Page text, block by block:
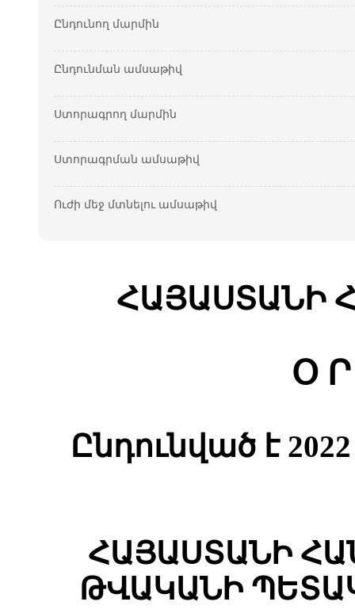
Ընդունող մարմին
Ընդունման ամսաթիվ
Ստորագրող մարմին
Ստորագրման ամսաթիվ
Ուժի մեջ մտնելու ամսաթիվ
ՀԱՅԱՍՏԱՆԻ
Օ
Ընդունված է
ՀԱՅԱՍՏԱՆԻ
ԹՎԱԿԱՆԻ